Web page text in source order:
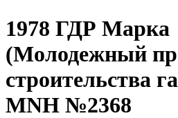
1978 ГДР Марка
(Молодежный
строительства
MNH №2368